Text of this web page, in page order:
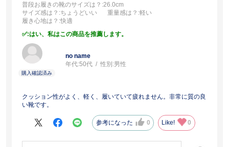
普段お履きの靴のサイズは？ :26.0cm
サイズ感は？ :ちょうどいい 重量感は？ :軽い
履き心地は？ :快適
:はい、私はこの商品を推薦します。
no name
年代:50代 性別:男性
クッション性がよく、軽く、履いていて疲れません。非常に質の良
い靴です。
参考になった 0 Like! 0